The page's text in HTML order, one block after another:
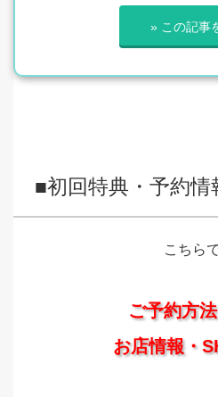
» この記事
■初回特典・予約
こちら
ご予約方
お店情報・